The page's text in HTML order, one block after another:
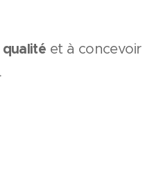
et à concevoir
.